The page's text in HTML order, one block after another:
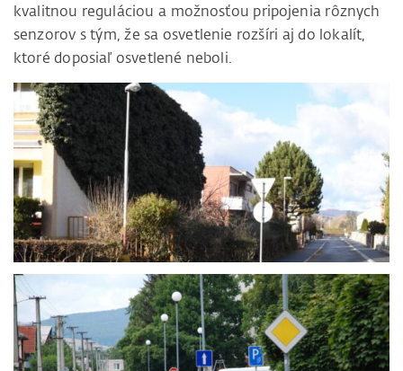
kvalitnou reguláciou a možnosťou pripojenia rôznych
senzorov s tým, že sa osvetlenie rozšíri aj do lokalít,
ktoré doposiaľ osvetlené neboli.